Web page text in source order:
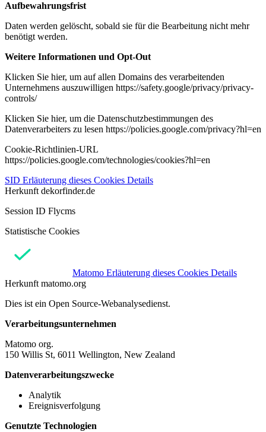
Aufbewahrungsfrist
Daten werden gelöscht, sobald sie für die Bearbeitung nicht mehr
benötigt werden.
Weitere Informationen und Opt-Out
Klicken Sie hier, um auf allen Domains des verarbeitenden
Unternehmens auszuwilligen https://safety.google/privacy/privacy-
controls/
Klicken Sie hier, um die Datenschutzbestimmungen des
Datenverarbeiters zu lesen https://policies.google.com/privacy?hl=en
Cookie-Richtlinien-URL
https://policies.google.com/technologies/cookies?hl=en
SID Erläuterung dieses Cookies Details
Herkunft dekorfinder.de
Session ID Flycms
Statistische Cookies
Matomo Erläuterung dieses Cookies Details
Herkunft matomo.org
Dies ist ein Open Source-Webanalysedienst.
Verarbeitungsunternehmen
Matomo org.
150 Willis St, 6011 Wellington, New Zealand
Datenverarbeitungszwecke
Analytik
Ereignisverfolgung
Genutzte Technologien